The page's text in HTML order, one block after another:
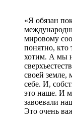
«Я обязан
мировому
понятно, кто
хотим. А мы
своей
себе. И,
это наше. И
завоевали
Это очень